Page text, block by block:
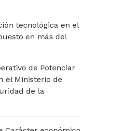
tecnológica en el
en más del
de Potenciar
el Ministerio de
de la